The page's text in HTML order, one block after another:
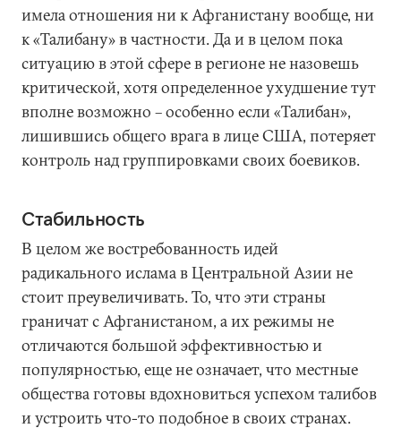
имела отношения ни к Афганистану вообще, ни
к «Талибану» в частности. Да и в целом пока
ситуацию в этой сфере в регионе не назовешь
критической, хотя определенное ухудшение тут
вполне возможно – особенно если «Талибан»,
лишившись общего врага в лице США, потеряет
контроль над группировками своих боевиков.
Стабильность
В целом же востребованность идей
радикального ислама в Центральной Азии не
стоит преувеличивать. То, что эти страны
граничат с Афганистаном, а их режимы не
отличаются большой эффективностью и
популярностью, еще не означает, что местные
общества готовы вдохновиться успехом талибов
и устроить что-то подобное в своих странах.